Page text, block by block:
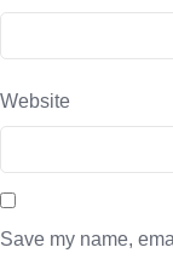
Website
Save my name,